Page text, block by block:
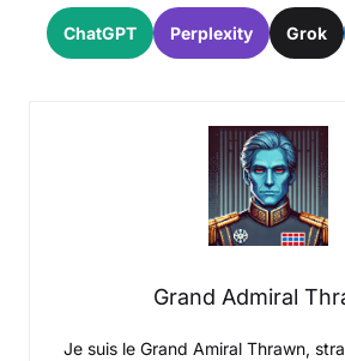
ChatGPT Perplexity Grok
Grand Admiral
Je suis le Grand Amiral Thrawn,